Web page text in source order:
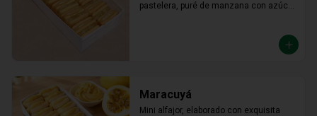
pastelera, puré de manzana con azúcar
Maracuyá
Mini alfajor, elaborado con exquisita